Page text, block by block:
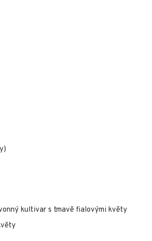
kultivar s tmavě fialovými květy